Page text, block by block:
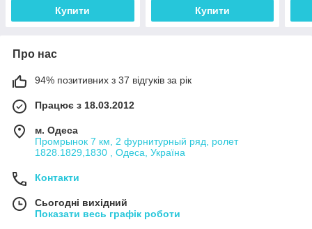
Купити Купити
Про нас
94% позитивних з 37 відгуків за рік
Працює з 18.03.2012
м. Одеса
Промрынок 7 км, 2 фурнитурный ряд, ролет
1828.1829,1830 , Одеса, Україна
Контакти
Сьогодні вихідний
Показати весь графік роботи